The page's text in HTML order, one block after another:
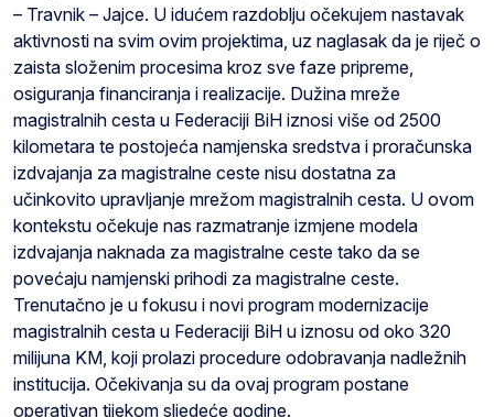
– Travnik – Jajce. U idućem razdoblju očekujem nastavak
aktivnosti na svim ovim projektima, uz naglasak da je riječ o
zaista složenim procesima kroz sve faze pripreme,
osiguranja financiranja i realizacije. Dužina mreže
magistralnih cesta u Federaciji BiH iznosi više od 2500
kilometara te postojeća namjenska sredstva i proračunska
izdvajanja za magistralne ceste nisu dostatna za
učinkovito upravljanje mrežom magistralnih cesta. U ovom
kontekstu očekuje nas razmatranje izmjene modela
izdvajanja naknada za magistralne ceste tako da se
povećaju namjenski prihodi za magistralne ceste.
Trenutačno je u fokusu i novi program modernizacije
magistralnih cesta u Federaciji BiH u iznosu od oko 320
milijuna KM, koji prolazi procedure odobravanja nadležnih
institucija. Očekivanja su da ovaj program postane
operativan tijekom sljedeće godine.